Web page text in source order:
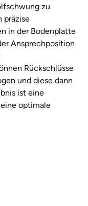
zu
präzise
in der Bodenplatte
Ansprechposition
Rückschlüsse
und diese dann
ist eine
optimale